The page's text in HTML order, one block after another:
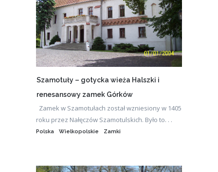
Szamotuły – gotycka wieża Halszki i
renesansowy zamek Górków
Zamek w Szamotułach został wzniesiony w 1405
roku przez Nałęczów Szamotulskich. Było to. . .
Polska Wielkopolskie Zamki